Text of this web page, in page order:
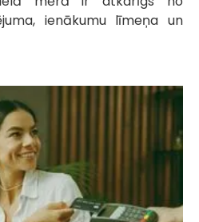
ienākumu līmeņa un